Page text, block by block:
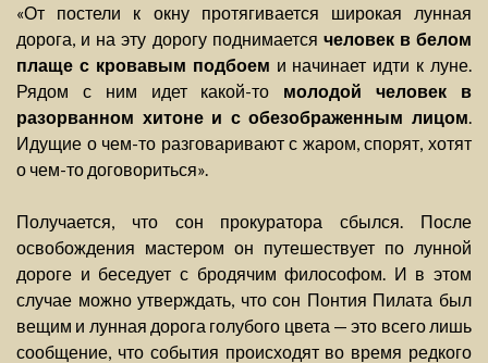
«От постели к окну протягивается широкая лунная
дорога, и на эту дорогу поднимается человек в белом
плаще с кровавым подбоем и начинает идти к луне.
Рядом с ним идет какой-то молодой человек в
разорванном хитоне и с обезображенным лицом.
Идущие о чем-то разговаривают с жаром, спорят, хотят
о чем-то договориться».
Получается, что сон прокуратора сбылся. После
освобождения мастером он путешествует по лунной
дороге и беседует с бродячим философом. И в этом
случае можно утверждать, что сон Понтия Пилата был
вещим и лунная дорога голубого цвета — это всего лишь
сообщение, что события происходят во время редкого